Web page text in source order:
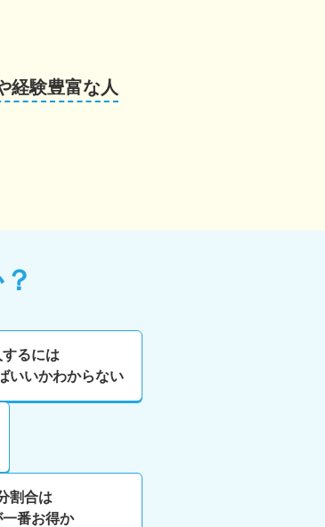
経験豊富な人
るには
いいかわからない
割合は
番お得か